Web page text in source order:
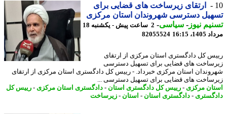
ارتقای زیرساخت های قضایی برای
دسترسی شهروندان استان مرکزی
نیوز-سیاسی-
2 ساعت پیش - یکشنبه 18
16:15
82055524
کل دادگستری استان مرکزی از ارتقای
های قضایی برای تسهیل دسترسی
استان مرکزی خبرداد. - رییس کل دادگستری استان مرکزی از ارتقای
های قضایی برای تسهیل دسترسی ...
مرکزی - رییس کل دادگستری استان-دادگستری استان مرکزی - رییس کل
- دادگستری استان-استان-زیرساخت